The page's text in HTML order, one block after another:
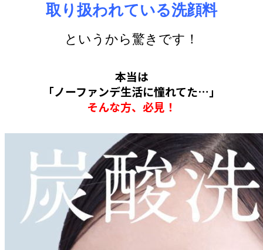
取り扱われている洗顔料
というから驚きです！
本当は
「ノーファンデ生活に憧れてた…」
そんな方、必見！